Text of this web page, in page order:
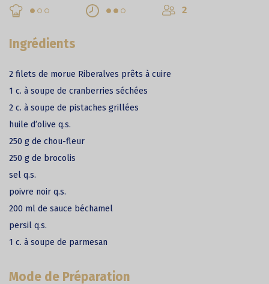
2
Ingrédients
2 filets de morue Riberalves prêts à cuire
1 c. à soupe de cranberries séchées
2 c. à soupe de pistaches grillées
huile d’olive q.s.
250 g de chou-fleur
250 g de brocolis
sel q.s.
poivre noir q.s.
200 ml de sauce béchamel
persil q.s.
1 c. à soupe de parmesan
Mode de Préparation